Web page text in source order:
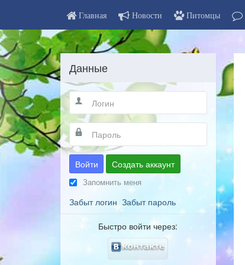
Главная Новости Питомцы
Данные
Войти Создать аккаунт
Запомнить меня
Забыт логин Забыт пароль
Быстро войти через: